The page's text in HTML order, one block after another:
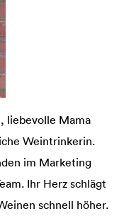
liebevolle Mama
Weintrinkerin.
im Marketing
Ihr Herz schlägt
schnell höher.